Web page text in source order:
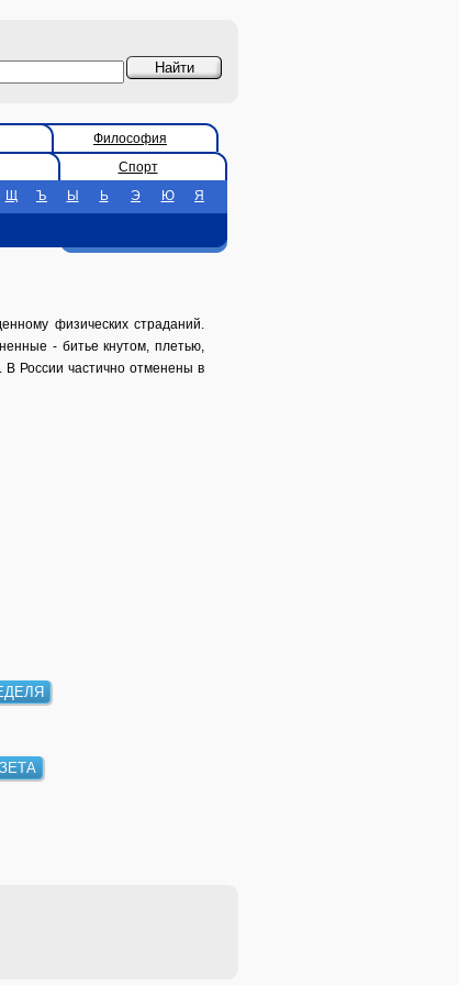
Философия
Спорт
Щ Ъ Ы Ь Э Ю Я
физических страданий.
- битье кнутом, плетью,
В России частично отменены в